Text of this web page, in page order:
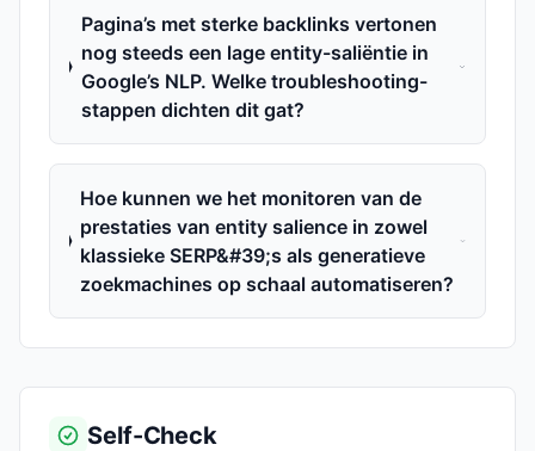
Pagina’s met sterke backlinks vertonen
nog steeds een lage entity-saliëntie in
Google’s NLP. Welke troubleshooting-
stappen dichten dit gat?
Hoe kunnen we het monitoren van de
prestaties van entity salience in zowel
klassieke SERP&#39;s als generatieve
zoekmachines op schaal automatiseren?
Self-Check